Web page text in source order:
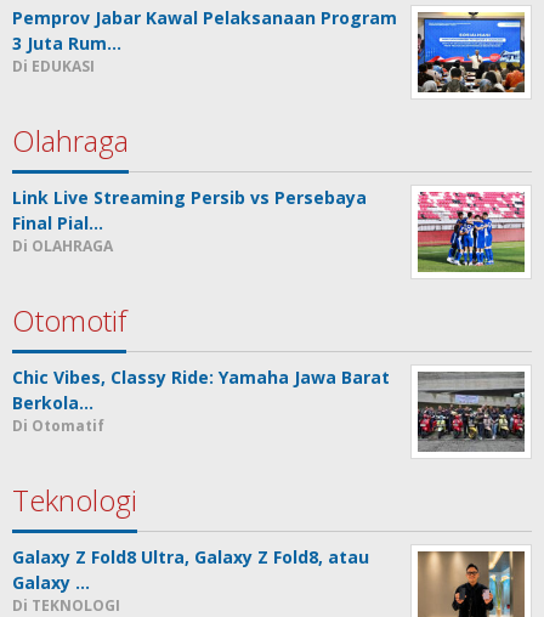
Pemprov Jabar Kawal Pelaksanaan Program
3 Juta Rum…
Di EDUKASI
Olahraga
Link Live Streaming Persib vs Persebaya
Final Pial…
Di OLAHRAGA
Otomotif
Chic Vibes, Classy Ride: Yamaha Jawa Barat
Berkola…
Di Otomatif
Teknologi
Galaxy Z Fold8 Ultra, Galaxy Z Fold8, atau
Galaxy …
Di TEKNOLOGI